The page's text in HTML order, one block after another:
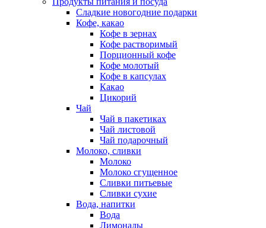
Сладкие новогодние подарки
Кофе, какао
Кофе в зернах
Кофе растворимый
Порционный кофе
Кофе молотый
Кофе в капсулах
Какао
Цикорий
Чай
Чай в пакетиках
Чай листовой
Чай подарочный
Молоко, сливки
Молоко
Молоко сгущенное
Сливки питьевые
Сливки сухие
Вода, напитки
Вода
Лимонады